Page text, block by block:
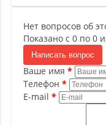
Нет вопросов об
Показано с 0 по 0
Написать вопрос
Ваше имя
Телефон
E-mail